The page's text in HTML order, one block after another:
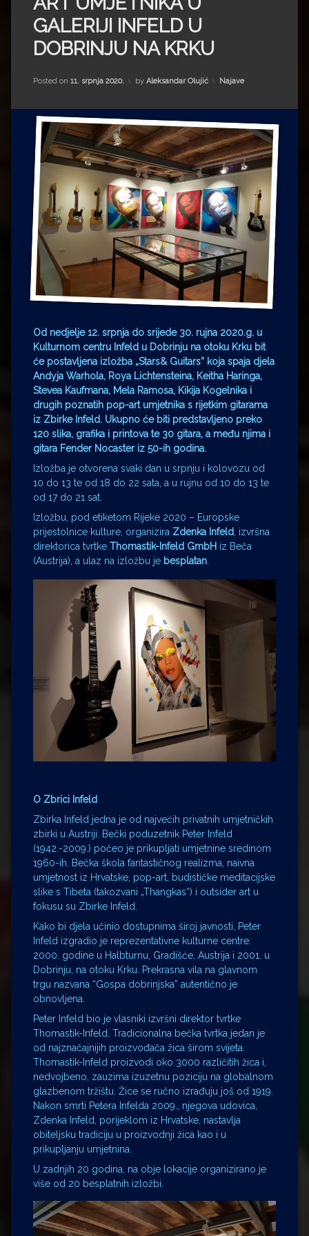
Impressum
Milenko Strižak
Drugi autori
Drugi autori
Željko Krznarić
Mario Lovreković
Miroslav Šantek
GALERIJI INFELD U
DOBRINJU NA KRKU
Posted on 11. srpnja 2020. by Aleksandar Olujić Kategorije:
Najave
Od nedjelje 12. srpnja do srijede 30. rujna 2020.g. u
Kulturnom centru Infeld u Dobrinju na otoku Krku bit
će postavljena izložba „Stars& Guitars” koja spaja djela
Andyja Warhola, Roya Lichtensteina, Keitha Haringa,
Stevea Kaufmana, Mela Ramosa, Kikija Kogelnika i
drugih poznatih pop-art umjetnika s rijetkim gitarama
iz Zbirke Infeld. Ukupno će biti predstavljeno preko
120 slika, grafika i printova te 30 gitara, a među njima i
gitara Fender Nocaster iz 50-ih godina.
Izložba je otvorena svaki dan u srpnju i kolovozu od
10 do 13 te od 18 do 22 sata, a u rujnu od 10 do 13 te
od 17 do 21 sat.
Izložbu, pod etiketom Rijeke 2020 – Europske
prijestolnice kulture, organizira Zdenka Infeld , izvršna
direktorica tvrtke Thomastik-Infeld GmbH iz Beča
(Austrija), a ulaz na izložbu je besplatan
O Zbrici Infeld
Zbirka Infeld jedna je od najvećih privatnih umjetničkih
zbirki u Austriji. Bečki poduzetnik Peter Infeld
(1942.-2009.) počeo je prikupljati umjetnine sredinom
1960-ih. Bečka škola fantastičnog realizma, naivna
umjetnost iz Hrvatske, pop-art, budističke meditacijske
slike s Tibeta (takozvani „Thangkas“) i outsider art u
fokusu su Zbirke Infeld.
Kako bi djela učinio dostupnima široj javnosti, Peter
Infeld izgradio je reprezentativne kulturne centre:
2000. godine u Halbturnu, Gradišće, Austrija i 2001. u
Dobrinju, na otoku Krku. Prekrasna vila na glavnom
trgu nazvana “Gospa dobrinjska” autentično je
obnovljena.
Peter Infeld bio je vlasniki izvršni direktor tvrtke
Thomastik-Infeld. Tradicionalna bečka tvrtka jedan je
od najznačajnijih proizvođača žica širom svijeta.
Thomastik-Infeld proizvodi oko 3000 različitih žica i,
nedvojbeno, zauzima izuzetnu poziciju na globalnom
glazbenom tržištu. Žice se ručno izrađuju još od 1919.
Nakon smrti Petera Infelda 2009., njegova udovica,
Zdenka Infeld, porijeklom iz Hrvatske, nastavlja
obiteljsku tradiciju u proizvodnji žica kao i u
prikupljanju umjetnina.
U zadnjih 20 godina, na obje lokacije organizirano je
više od 20 besplatnih izložbi.